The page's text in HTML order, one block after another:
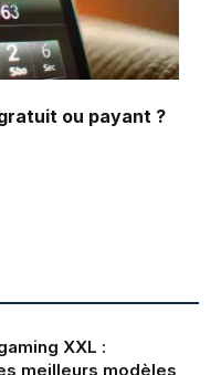
ou payant ?
XXL :
meilleurs modèles